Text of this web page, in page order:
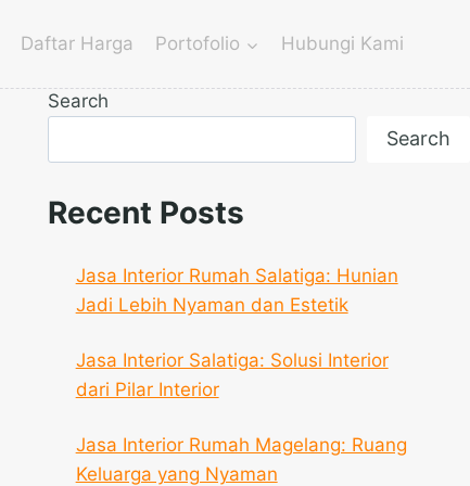
Daftar Harga Portofolio Hubungi Kami
Search
Search
Recent Posts
Jasa Interior Rumah Salatiga: Hunian
Jadi Lebih Nyaman dan Estetik
Jasa Interior Salatiga: Solusi Interior
dari Pilar Interior
Jasa Interior Rumah Magelang: Ruang
Keluarga yang Nyaman